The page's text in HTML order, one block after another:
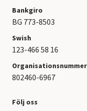
Bankgiro
BG 773-8503
Swish
123-466 58 16
Organisationsnummer
802460-6967
Följ oss